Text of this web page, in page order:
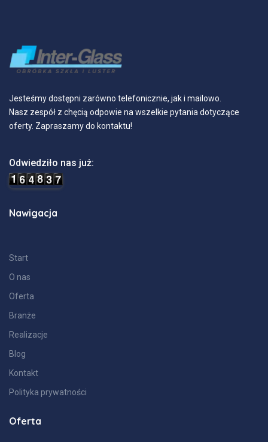
Jesteśmy dostępni zarówno telefonicznie, jak i mailowo.
Nasz zespół z chęcią odpowie na wszelkie pytania dotyczące
oferty. Zapraszamy do kontaktu!
Odwiedziło nas już:
Nawigacja
Start
O nas
Oferta
Branże
Realizacje
Blog
Kontakt
Polityka prywatności
Oferta